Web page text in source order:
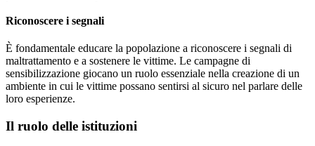
Riconoscere i segnali
È fondamentale educare la popolazione a riconoscere i segnali di
maltrattamento e a sostenere le vittime. Le campagne di
sensibilizzazione giocano un ruolo essenziale nella creazione di un
ambiente in cui le vittime possano sentirsi al sicuro nel parlare delle
loro esperienze.
Il ruolo delle istituzioni